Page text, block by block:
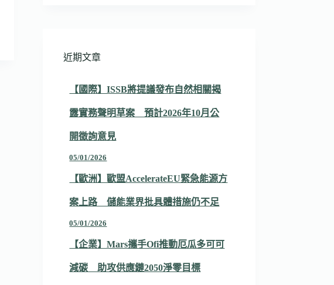
近期文章
【國際】ISSB將提議發布自然相關揭
露實務聲明草案 預計2026年10月公
開徵詢意見
05/01/2026
【歐洲】歐盟AccelerateEU緊急能源方
案上路 儲能業界批具體措施仍不足
05/01/2026
【企業】Mars攜手Ofi推動厄瓜多可可
減碳 助攻供應鏈2050淨零目標